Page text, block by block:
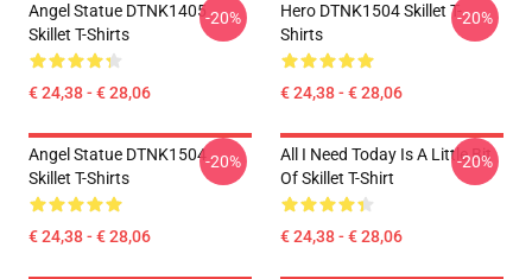
Angel Statue DTNK1405
Skillet T-Shirts
€ 24,38 - € 28,06
-20%
Hero DTNK1504 Skillet T-
Shirts
€ 24,38 - € 28,06
-20%
Angel Statue DTNK1504
Skillet T-Shirts
€ 24,38 - € 28,06
-20%
All I Need Today Is A Little Bit
Of Skillet T-Shirt
€ 24,38 - € 28,06
-20%